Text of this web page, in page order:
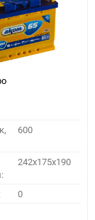
600
242x175x190
0